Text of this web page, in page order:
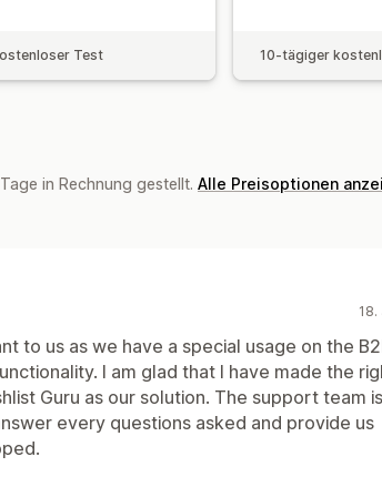
Test 10-tägiger
in Rechnung gestellt. Alle Preisoptionen
to us as we have a special usage on the
I am glad that I have made the
Guru as our solution. The support team
every questions asked and provide us